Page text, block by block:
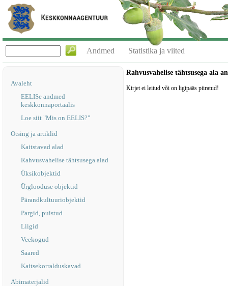
Andmed Statistika ja viited
Avaleht
EELISe andmed
keskkonnaportaalis
Loe siit "Mis on EELIS?"
Otsing ja artiklid
Kaitstavad alad
Rahvusvahelise tähtsusega alad
Üksikobjektid
Ürglooduse objektid
Pärandkultuuriobjektid
Pargid, puistud
Liigid
Veekogud
Saared
Kaitsekorralduskavad
Abimaterjalid
Rahvusvahelise tähtsusega ala
Kirjet ei leitud või on ligipääs piiratud!